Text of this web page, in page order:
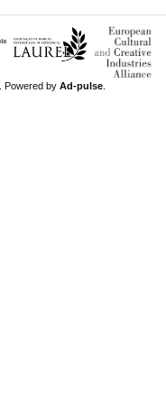
Powered by Ad-pulse